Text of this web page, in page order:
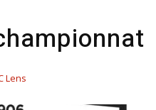
Lens